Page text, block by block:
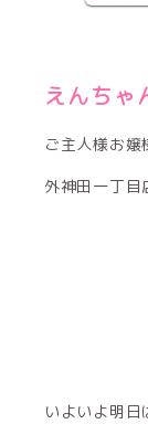
えんちゃ
ご主人様お嬢
外神田一丁目
いよいよ明日